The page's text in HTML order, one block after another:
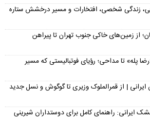
زندگی شخصی، افتخارات و مسیر درخشش ستاره
از زمین‌های خاکی جنوب تهران تا پیراهن
پله» تا مداحی؛ رؤیای فوتبالیستی که مسیر
| از قمرالملوک وزیری تا گوگوش و نسل جدید
ایرانی: راهنمای کامل برای دوستداران شیرینی